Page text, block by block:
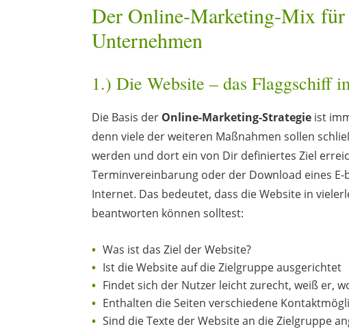
Der Online-Marketing-Mix für
Unternehmen
1.) Die Website – das Flaggschiff
Die Basis der Online-Marketing-Strategie ist
denn viele der weiteren Maßnahmen sollen
werden und dort ein von Dir definiertes Ziel
Terminvereinbarung oder der Download eines
Internet. Das bedeutet, dass die Website in
beantworten können solltest:
Was ist das Ziel der Website?
Ist die Website auf die Zielgruppe ausgerichtet
Findet sich der Nutzer leicht zurecht, weiß er,
Enthalten die Seiten verschiedene
Sind die Texte der Website an die Zielgruppe